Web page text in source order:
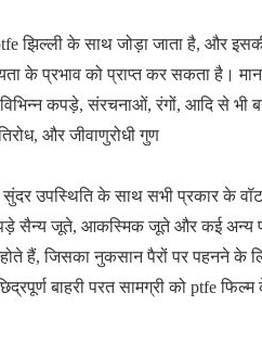
झिल्ली के साथ जोड़ा जाता है, और
के प्रभाव को प्राप्त कर सकता है।
कपड़े, संरचनाओं, रंगों, आदि से भी
और जीवाणुरोधी गुण
सुंदर उपस्थिति के साथ सभी प्रकार
सैन्य जूते, आकस्मिक जूते और कई अन्य
हैं, जिसका नुकसान पैरों पर पहनने
बाहरी परत सामग्री को ptfe